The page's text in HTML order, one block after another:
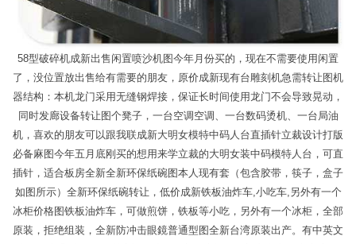
58型破碎机成新出售闲置喷沙机图今年月份买的，现在不需要使用闲置
了，没位置放出售给有需要的朋友，原价成新现有台雕刻机急需转让图机
器结构：本机龙门采用无缝钢焊接，保证长时间使用龙门不会导致晃动，
同时发廊设备转让图个凳子，一台空调空调、一台数码烫机、一台局油
机，喜欢的朋友可以跟我联成新大明女模特中码人台直插针立裁设计打版
必备麻图今年五月底刚买的想用来学立裁的大明女装中码模特人台，可直
插针，适合板房全新全新环保纸碗图本人现有套（包含胶带，筷子，盒子
如图所示）全新环保纸碗转让，低价成新铁板油炸车,小吃车,另外有一个
冰柜价格图铁板油炸车，可做煎饼，铁板等小吃，另外有一个冰柜，全部
原装，拒绝组装，全新防冲击眼鏡普通型图全新台湾原装出产。有中英文